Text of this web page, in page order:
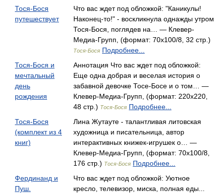
Тося-Бося
путешествует
Что вас ждет под обложкой: "Каникулы!
Наконец-то!" - воскликнула однажды утром
Тося-Бося, поглядев на… — Клевер-
Медиа-Групп, (формат: 70x100/8, 32 стр.)
Тося-Бося Подробнее...
Тося-Бося и
мечтальный
день
рождения
Аннотация Что вас ждет под обложкой:
Еще одна добрая и веселая история о
забавной девочке Тосе-Босе и о том… —
Клевер-Медиа-Групп, (формат: 220x220,
48 стр.) Тося-Бося Подробнее...
Тося-Бося
(комплект из 4
книг)
Лина Жутауте - талантливая литовская
художница и писательница, автор
интерактивных книжек-игрушек о… —
Клевер-Медиа-Групп, (формат: 70x100/8,
176 стр.) Тося-Бося Подробнее...
Фердинанд и
Пуш.
Что вас ждет под обложкой: Уютное
кресло, телевизор, миска, полная еды...